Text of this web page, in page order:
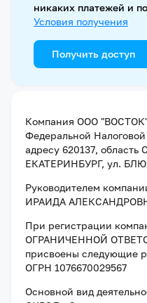
никаких платежей и
Условия получения
Получить доступ
Компания ООО
Федеральной
адресу 620137,
ЕКАТЕРИНБУРГ, ул.
Руководителем
ИРАИДА
При регистрации
ОГРАНИЧЕННОЙ
присвоены следующие
ОГРН 1076670029567
Основной вид